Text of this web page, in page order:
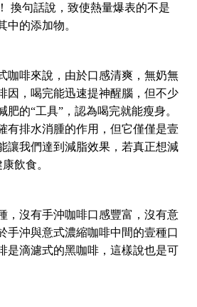
換句話說，致使熱量爆表的不是
中的添加物。
咖啡來說，由於口感清爽，無奶無
因，喝完能迅速提神醒腦，但不少
肥的“工具”，認為喝完就能瘦身。
有排水消腫的作用，但它僅僅是壹
讓我們達到減脂效果，若真正想減
飲食。
，沒有手沖咖啡口感豐富，沒有意
手沖與意式濃縮咖啡中間的壹種口
是滴濾式的黑咖啡，這樣說也是可